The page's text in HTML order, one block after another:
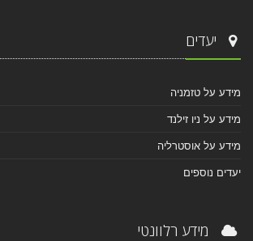
יעדים
מידע על טזמניה
מידע על ניו זילנד
מידע על אוסטרליה
יעדים נוספים
מידע רלוונטי